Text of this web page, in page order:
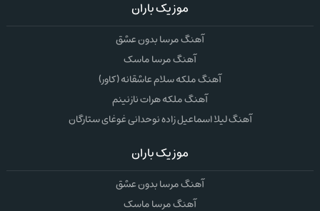
موزیک باران
آهنگ مرسا بدون عشق
آهنگ مرسا ماسک
آهنگ ملکه سلام عاشقانه (کاور)
آهنگ ملکه هرات نازنینم
آهنگ لیلا اسماعیل زاده نوحدانی غوغای ستارگان
موزیک باران
آهنگ مرسا بدون عشق
آهنگ مرسا ماسک